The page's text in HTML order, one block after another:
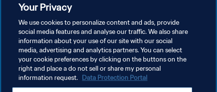
سياسة الخصوصية
إدارة تفضيلات ملفات تعريف الارتباط
Your Privacy
We use cookies to personalize content and ads, provide
social media features and analyse our traffic. We also share
information about your use of our site with our social
media, advertising and analytics partners. You can select
your cookie preferences by clicking on the buttons on the
right and place a do not sell or share my personal
information request. Data Protection Portal